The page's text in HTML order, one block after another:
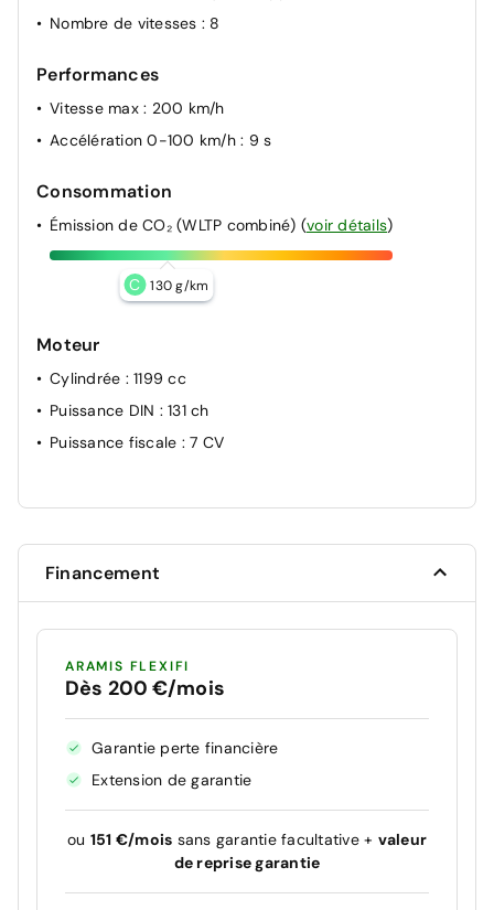
Nombre de vitesses : 8
Performances
Vitesse max : 200 km/h
Accélération 0-100 km/h : 9 s
Consommation
Émission de CO₂ (WLTP combiné) (voir détails)
C 130 g/km
Moteur
Cylindrée : 1199 cc
Puissance DIN : 131 ch
Puissance fiscale : 7 CV
Financement
ARAMIS FLEXIFI
Dès 200 €/mois
Garantie perte financière
Extension de garantie
ou 151 €/mois sans garantie facultative + valeur
de reprise garantie